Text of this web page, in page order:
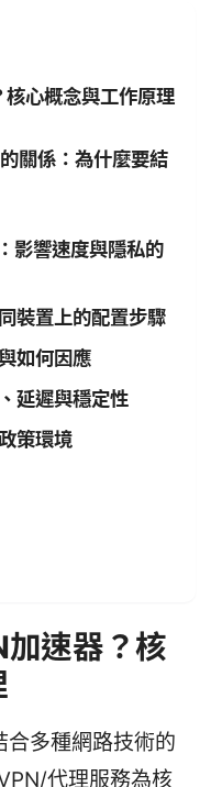
核心概念與工作原理
關係：為什麼要結
影響速度與隱私的
裝置上的配置步驟
如何因應
延遲與穩定性
策環境
加速器？核
多種網路技術的
代理服務為核